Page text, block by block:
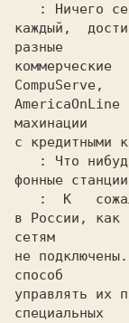
: Ничего
каждый,
разные
CompuServe,
махинации
с кредитными
: Что
фонные
:  К
в России, как
сетям
не
способ
управлять их
специальных